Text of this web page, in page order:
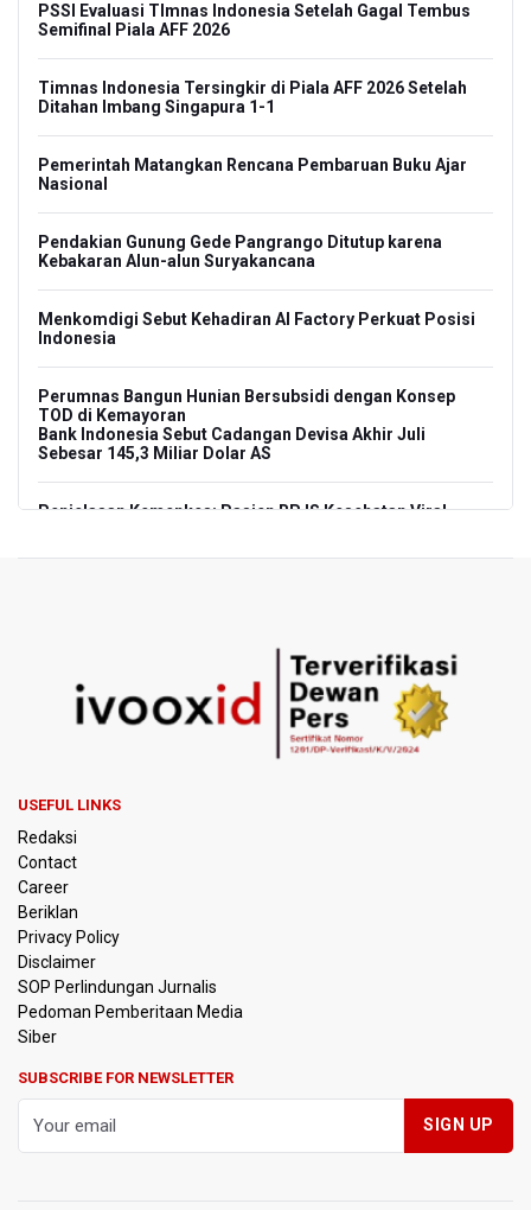
PSSI Evaluasi TImnas Indonesia Setelah Gagal Tembus
Semifinal Piala AFF 2026
Timnas Indonesia Tersingkir di Piala AFF 2026 Setelah
Ditahan Imbang Singapura 1-1
Pemerintah Matangkan Rencana Pembaruan Buku Ajar
Nasional
Pendakian Gunung Gede Pangrango Ditutup karena
Kebakaran Alun-alun Suryakancana
Menkomdigi Sebut Kehadiran AI Factory Perkuat Posisi
Indonesia
Perumnas Bangun Hunian Bersubsidi dengan Konsep
TOD di Kemayoran
Bank Indonesia Sebut Cadangan Devisa Akhir Juli
Sebesar 145,3 Miliar Dolar AS
Penjelasan Kemenkes: Pasien BPJS Kesehatan Viral
KPK Terima Permintaan Kejaksaan Agung Periksa Febrie
Adriansyah
Kementerian ESDM Kaji Pengembangan PLTS Sepanjang
Desalinasi Air Laut Menghadapi Ancaman El Nino
KPK Minta Bambang Rudijanto Tanoesoedibjo Kooperatif,
Sudah Tiga Kali Absen Pemeriksaan
BRIN Pastikan Keamanan Data Proyek Satelit Lampung-1
BRIN Sebut Teknologi ANG Berpotensi Hemat Subsidi LPG
Jaksel Berizin, Bantah Kepemilikan Senjata Api dan
Narkoba
USEFUL LINKS
Redaksi
Contact
Career
Beriklan
Privacy Policy
Disclaimer
SOP Perlindungan Jurnalis
Pedoman Pemberitaan Media
Siber
SUBSCRIBE FOR NEWSLETTER